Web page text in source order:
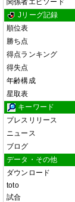
関係者エピソード
Jリーグ記録
順位表
勝ち点
得点ランキング
得失点
年齢構成
星取表
キーワード
プレスリリース
ニュース
ブログ
データ・その他
ダウンロード
toto
試合